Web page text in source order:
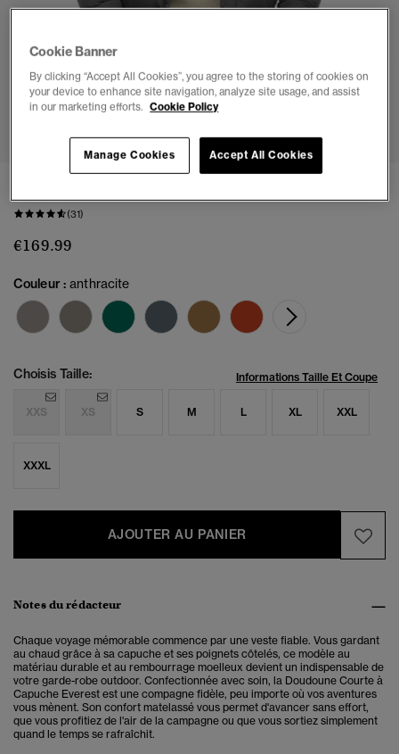
1 2 3
(31)
€169.99
Couleur :anthracite
Choisis Taille: Informations Taille Et Coupe
XXS XS S M L XL XXL
XXXL
AJOUTER AU PANIER
Notes du rédacteur
Chaque voyage mémorable commence par une veste fiable. Vous gardant
au chaud grâce à sa capuche et ses poignets côtelés, ce modèle au
matériau durable et au rembourrage moelleux devient un indispensable de
votre garde-robe outdoor. Confectionnée avec soin, la Doudoune Courte à
Capuche Everest est une compagne fidèle, peu importe où vos aventures
vous mènent. Son confort matelassé vous permet d'avancer sans effort,
que vous profitiez de l'air de la campagne ou que vous sortiez simplement
quand le temps se rafraîchit.
Cookie Banner
By clicking “Accept All Cookies”, you agree to the storing of cookies on
your device to enhance site navigation, analyze site usage, and assist
in our marketing efforts. Cookie Policy
Accept All Cookies
Manage Cookies